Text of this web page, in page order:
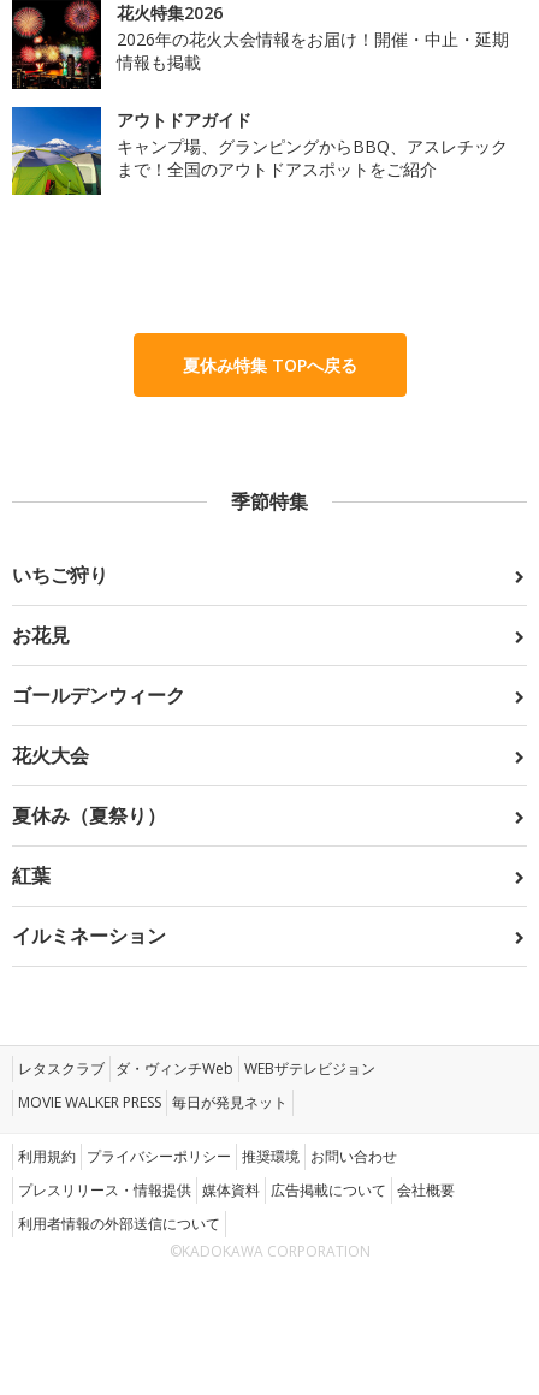
花火特集2026
2026年の花火大会情報をお届け！開催・中止・延期
情報も掲載
アウトドアガイド
キャンプ場、グランピングからBBQ、アスレチック
まで！全国のアウトドアスポットをご紹介
夏休み特集 TOPへ戻る
季節特集
いちご狩り
お花見
ゴールデンウィーク
花火大会
夏休み（夏祭り）
紅葉
イルミネーション
レタスクラブ ダ・ヴィンチWeb WEBザテレビジョン
MOVIE WALKER PRESS 毎日が発見ネット
利用規約 プライバシーポリシー 推奨環境 お問い合わせ
プレスリリース・情報提供 媒体資料 広告掲載について 会社概要
利用者情報の外部送信について
©KADOKAWA CORPORATION